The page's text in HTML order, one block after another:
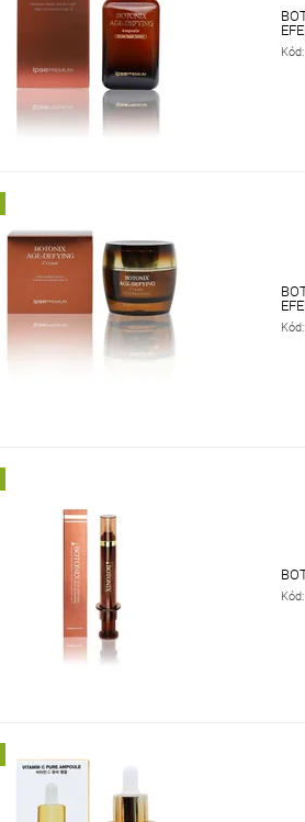
Kód:
Kód:
Kód: